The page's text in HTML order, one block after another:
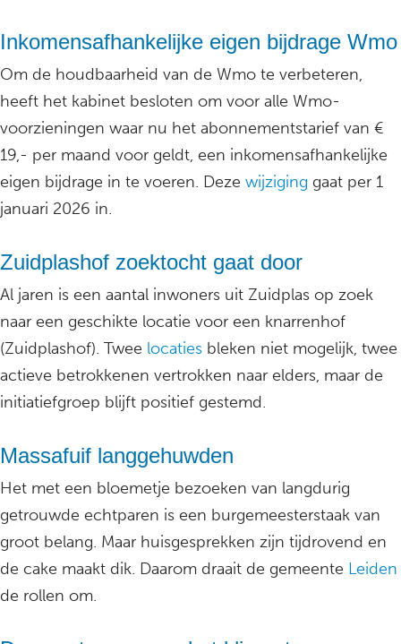
Inkomensafhankelijke eigen bijdrage Wmo
Om de houdbaarheid van de Wmo te verbeteren,
heeft het kabinet besloten om voor alle Wmo-
voorzieningen waar nu het abonnementstarief van €
19,- per maand voor geldt, een inkomensafhankelijke
eigen bijdrage in te voeren. Deze wijziging gaat per 1
januari 2026 in.
Zuidplashof zoektocht gaat door
Al jaren is een aantal inwoners uit Zuidplas op zoek
naar een geschikte locatie voor een knarrenhof
(Zuidplashof). Twee locaties bleken niet mogelijk, twee
actieve betrokkenen vertrokken naar elders, maar de
initiatiefgroep blijft positief gestemd.
Massafuif langgehuwden
Het met een bloemetje bezoeken van langdurig
getrouwde echtparen is een burgemeesterstaak van
groot belang. Maar huisgesprekken zijn tijdrovend en
de cake maakt dik. Daarom draait de gemeente Leiden
de rollen om.